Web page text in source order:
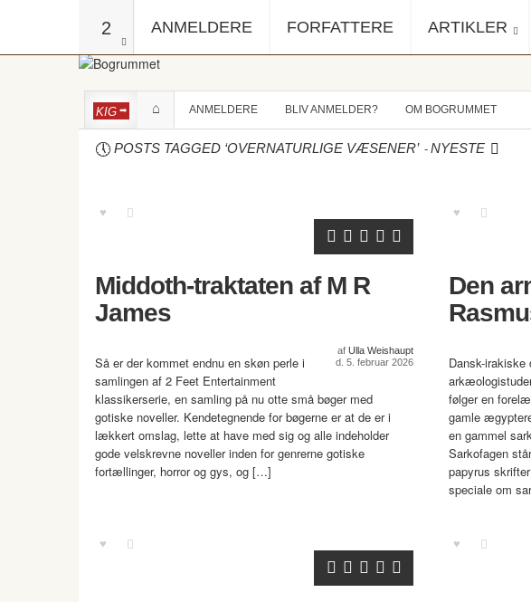
2 ANMELDERE FORFATTERE ARTIKLER
KIG ANMELDERE BLIV ANMELDER? OM BOGRUMMET
POSTS TAGGED ‘OVERNATURLIGE VÆSENER’ -NYESTE
Middoth-traktaten af M R
James
af Ulla Weishaupt
d. 5. februar 2026
Så er der kommet endnu en skøn perle i
samlingen af 2 Feet Entertainment
klassikerserie, en samling på nu otte små bøger med
gotiske noveller. Kendetegnende for bøgerne er at de er i
lækkert omslag, lette at have med sig og alle indeholder
gode velskrevne noveller inden for genrerne gotiske
fortællinger, horror og gys, og […]
Den
Dansk-irakiske
følger en
gamle
en gammel
Sarkofagen
papyrus
speciale om